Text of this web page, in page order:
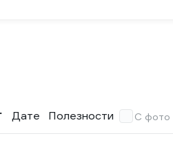
Дате Полезности С фото